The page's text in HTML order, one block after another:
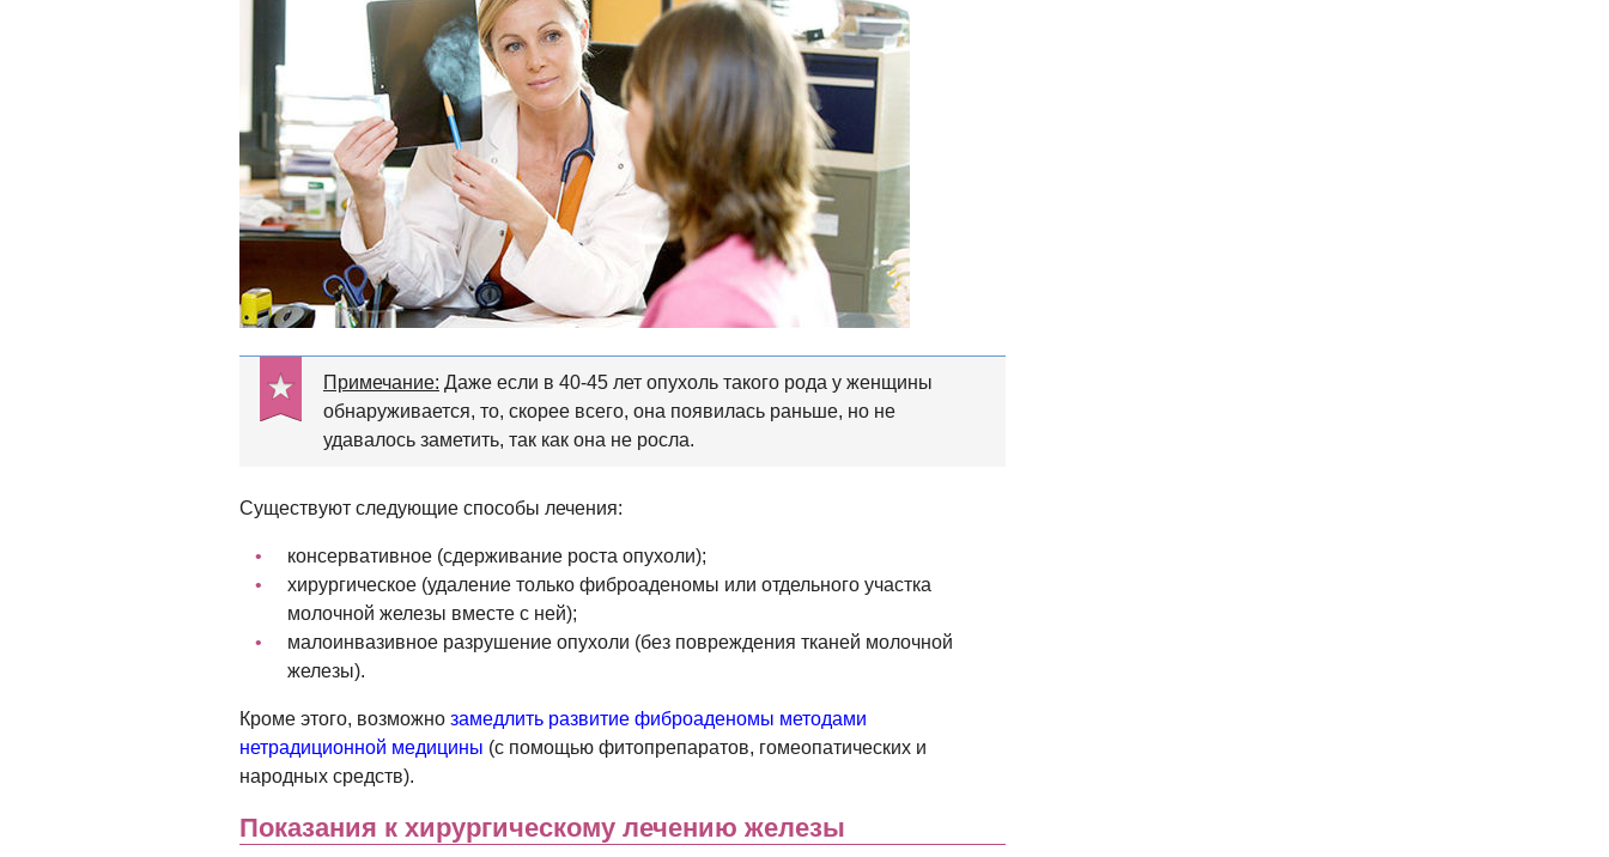
Примечание: Даже если в 40-45 лет опухоль такого рода у женщины
обнаруживается, то, скорее всего, она появилась раньше, но не
удавалось заметить, так как она не росла.
Существуют следующие способы лечения:
консервативное (сдерживание роста опухоли);
хирургическое (удаление только фиброаденомы или отдельного участка
молочной железы вместе с ней);
малоинвазивное разрушение опухоли (без повреждения тканей молочной
железы).
Кроме этого, возможно замедлить развитие фиброаденомы методами
нетрадиционной медицины (с помощью фитопрепаратов, гомеопатических и
народных средств).
Показания к хирургическому лечению железы